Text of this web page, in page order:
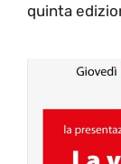
quinta